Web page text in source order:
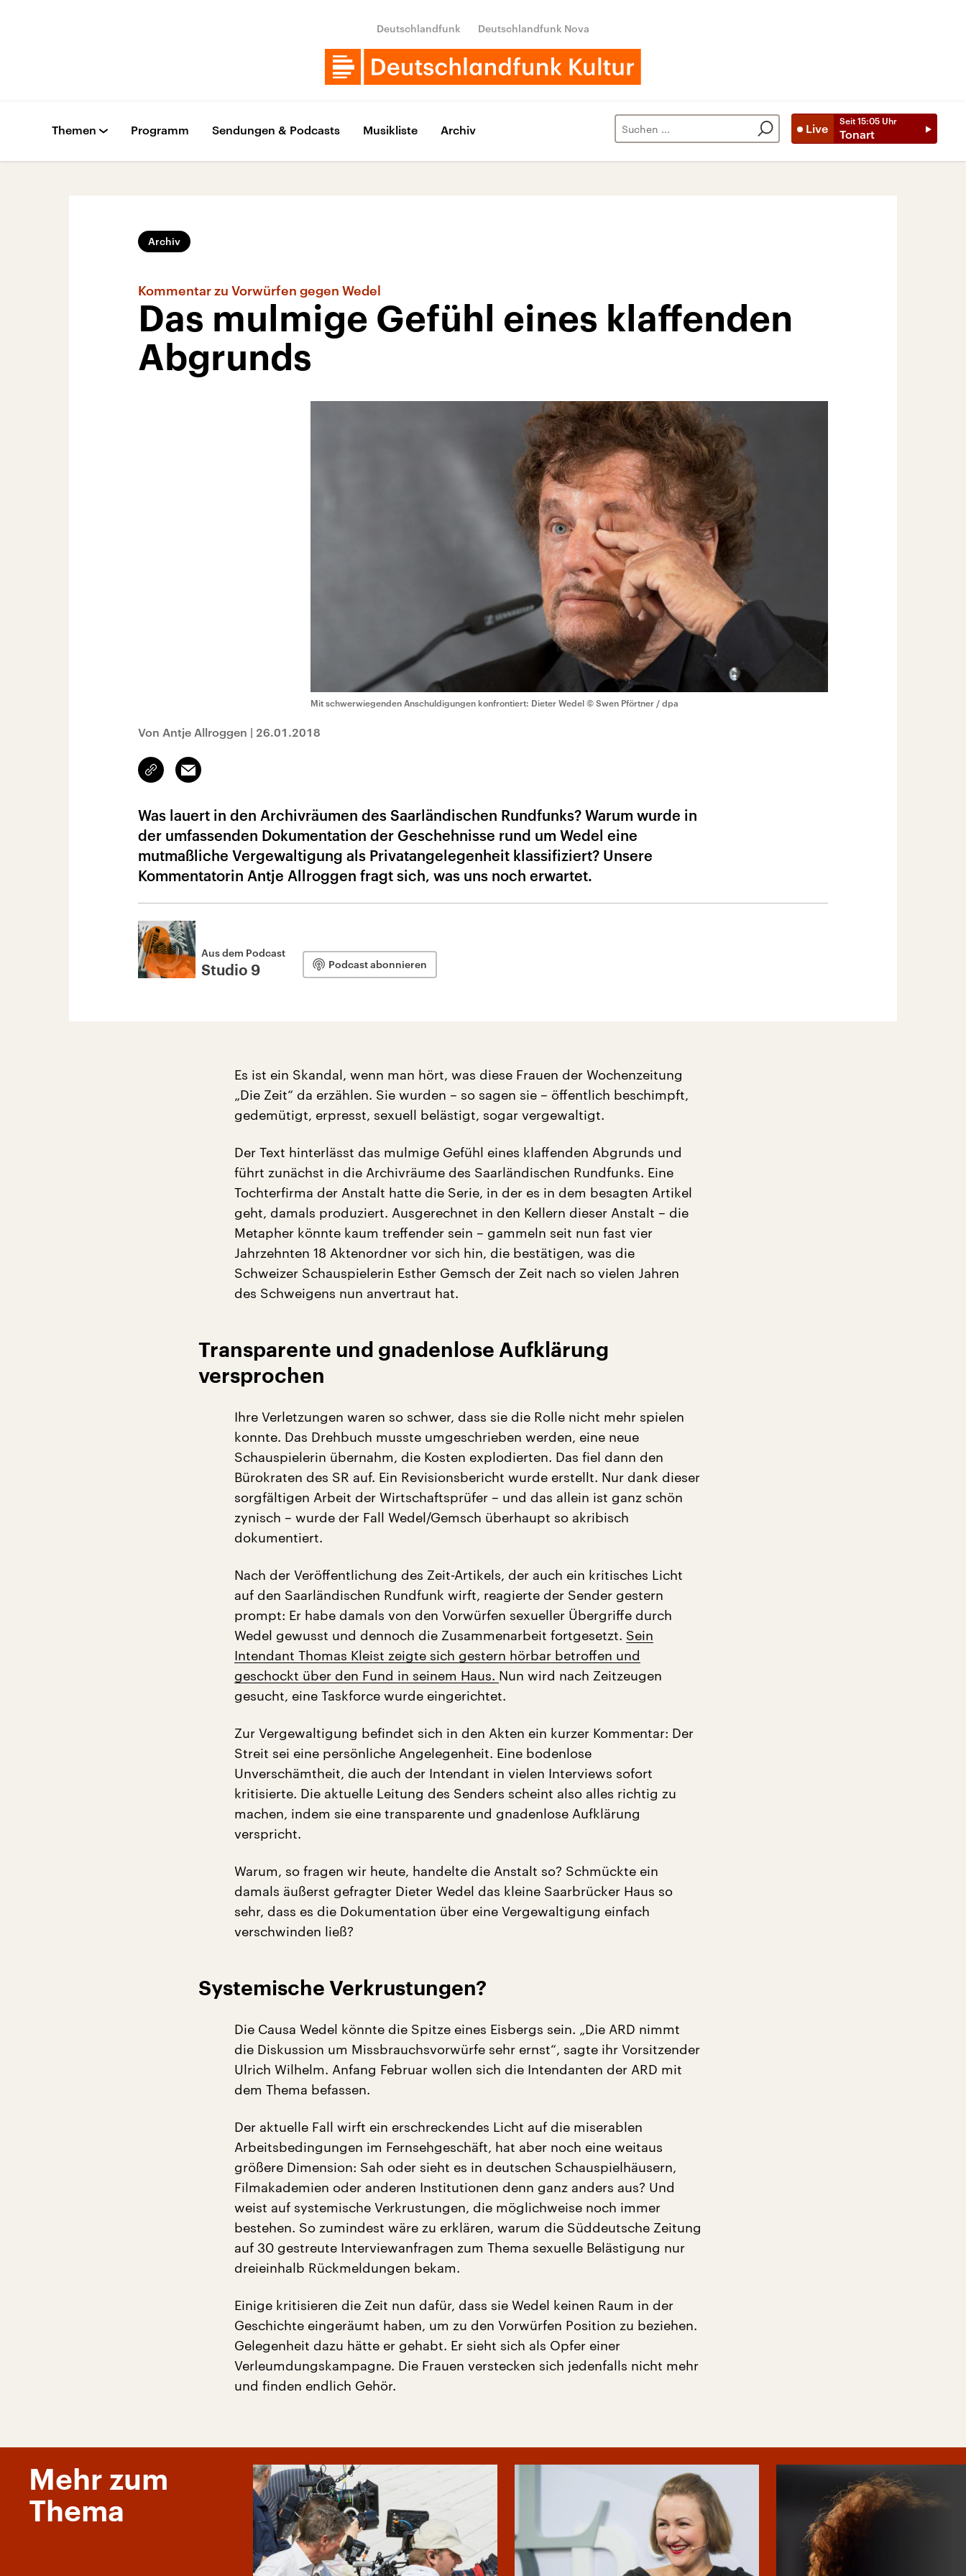
Deutschlandfunk Deutschlandfunk Nova
Live
Seit 15:05 Uhr
Tonart
Themen Programm Sendungen & Podcasts Musikliste Archiv
Archiv
Kommentar zu Vorwürfen gegen Wedel
Das mulmige Gefühl eines klaffenden
Abgrunds
Mit schwerwiegenden Anschuldigungen konfrontiert: Dieter Wedel © Swen Pförtner / dpa
Von Antje Allroggen | 26.01.2018
Link
kopieren/teilen
Email
Was lauert in den Archivräumen des Saarländischen Rundfunks? Warum wurde in
der umfassenden Dokumentation der Geschehnisse rund um Wedel eine
mutmaßliche Vergewaltigung als Privatangelegenheit klassifiziert? Unsere
Kommentatorin Antje Allroggen fragt sich, was uns noch erwartet.
Aus dem Podcast
Studio 9 Podcast abonnieren
Es ist ein Skandal, wenn man hört, was diese Frauen der Wochenzeitung
„Die Zeit“ da erzählen. Sie wurden – so sagen sie – öffentlich beschimpft,
gedemütigt, erpresst, sexuell belästigt, sogar vergewaltigt.
Der Text hinterlässt das mulmige Gefühl eines klaffenden Abgrunds und
führt zunächst in die Archivräume des Saarländischen Rundfunks. Eine
Tochterfirma der Anstalt hatte die Serie, in der es in dem besagten Artikel
geht, damals produziert. Ausgerechnet in den Kellern dieser Anstalt – die
Metapher könnte kaum treffender sein – gammeln seit nun fast vier
Jahrzehnten 18 Aktenordner vor sich hin, die bestätigen, was die
Schweizer Schauspielerin Esther Gemsch der Zeit nach so vielen Jahren
des Schweigens nun anvertraut hat.
Transparente und gnadenlose Aufklärung
versprochen
Ihre Verletzungen waren so schwer, dass sie die Rolle nicht mehr spielen
konnte. Das Drehbuch musste umgeschrieben werden, eine neue
Schauspielerin übernahm, die Kosten explodierten. Das fiel dann den
Bürokraten des SR auf. Ein Revisionsbericht wurde erstellt. Nur dank dieser
sorgfältigen Arbeit der Wirtschaftsprüfer – und das allein ist ganz schön
zynisch – wurde der Fall Wedel/Gemsch überhaupt so akribisch
dokumentiert.
Nach der Veröffentlichung des Zeit-Artikels, der auch ein kritisches Licht
auf den Saarländischen Rundfunk wirft, reagierte der Sender gestern
prompt: Er habe damals von den Vorwürfen sexueller Übergriffe durch
Wedel gewusst und dennoch die Zusammenarbeit fortgesetzt. Sein
Intendant Thomas Kleist zeigte sich gestern hörbar betroffen und
geschockt über den Fund in seinem Haus. Nun wird nach Zeitzeugen
gesucht, eine Taskforce wurde eingerichtet.
Zur Vergewaltigung befindet sich in den Akten ein kurzer Kommentar: Der
Streit sei eine persönliche Angelegenheit. Eine bodenlose
Unverschämtheit, die auch der Intendant in vielen Interviews sofort
kritisierte. Die aktuelle Leitung des Senders scheint also alles richtig zu
machen, indem sie eine transparente und gnadenlose Aufklärung
verspricht.
Warum, so fragen wir heute, handelte die Anstalt so? Schmückte ein
damals äußerst gefragter Dieter Wedel das kleine Saarbrücker Haus so
sehr, dass es die Dokumentation über eine Vergewaltigung einfach
verschwinden ließ?
Systemische Verkrustungen?
Die Causa Wedel könnte die Spitze eines Eisbergs sein. „Die ARD nimmt
die Diskussion um Missbrauchsvorwürfe sehr ernst“, sagte ihr Vorsitzender
Ulrich Wilhelm. Anfang Februar wollen sich die Intendanten der ARD mit
dem Thema befassen.
Der aktuelle Fall wirft ein erschreckendes Licht auf die miserablen
Arbeitsbedingungen im Fernsehgeschäft, hat aber noch eine weitaus
größere Dimension: Sah oder sieht es in deutschen Schauspielhäusern,
Filmakademien oder anderen Institutionen denn ganz anders aus? Und
weist auf systemische Verkrustungen, die möglichweise noch immer
bestehen. So zumindest wäre zu erklären, warum die Süddeutsche Zeitung
auf 30 gestreute Interviewanfragen zum Thema sexuelle Belästigung nur
dreieinhalb Rückmeldungen bekam.
Einige kritisieren die Zeit nun dafür, dass sie Wedel keinen Raum in der
Geschichte eingeräumt haben, um zu den Vorwürfen Position zu beziehen.
Gelegenheit dazu hätte er gehabt. Er sieht sich als Opfer einer
Verleumdungskampagne. Die Frauen verstecken sich jedenfalls nicht mehr
und finden endlich Gehör.
Mehr zum
Thema